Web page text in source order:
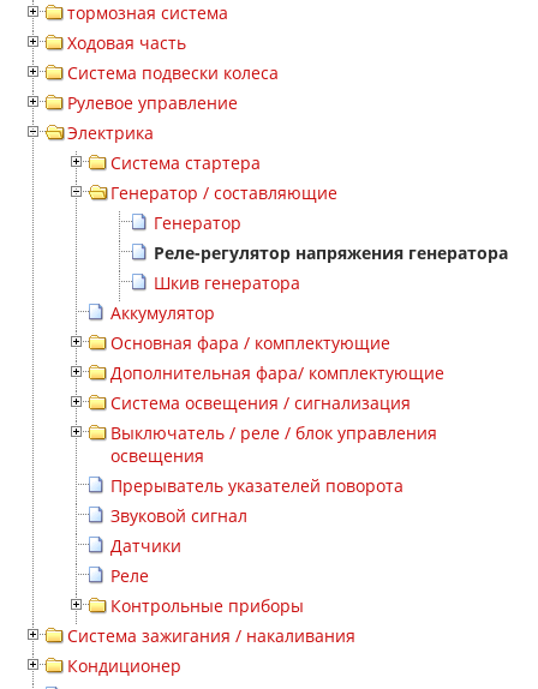
тормозная система
Ходовая часть
Система подвески колеса
Рулевое управление
Электрика
Система стартера
Генератор / составляющие
Генератор
Реле-регулятор напряжения генератора
Шкив генератора
Аккумулятор
Основная фара / комплектующие
Дополнительная фара/ комплектующие
Система освещения / сигнализация
Выключатель / реле / блок управления
освещения
Прерыватель указателей поворота
Звуковой сигнал
Датчики
Реле
Контрольные приборы
Система зажигания / накаливания
Кондиционер